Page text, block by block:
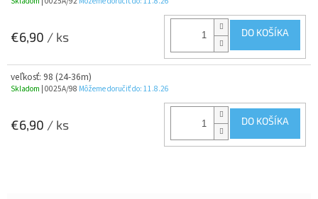
€6,90 / ks DO KOŠÍKA
veľkosť: 98 (24-36m)
Skladom | 0025A/98 Môžeme doručiť do: 11.8.26
€6,90 / ks DO KOŠÍKA